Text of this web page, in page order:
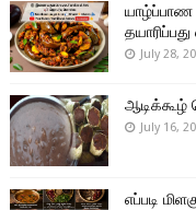
யாழ்ப்பாண
தயாரிப்பது
July 28,
ஆடிக்கூழ்
July 16,
எப்படி